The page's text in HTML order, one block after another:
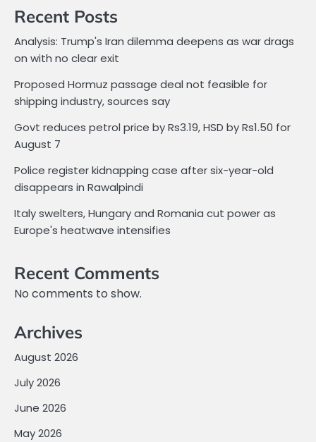
Recent Posts
Analysis: Trump's Iran dilemma deepens as war drags
on with no clear exit
Proposed Hormuz passage deal not feasible for
shipping industry, sources say
Govt reduces petrol price by Rs3.19, HSD by Rs1.50 for
August 7
Police register kidnapping case after six-year-old
disappears in Rawalpindi
Italy swelters, Hungary and Romania cut power as
Europe's heatwave intensifies
Recent Comments
No comments to show.
Archives
August 2026
July 2026
June 2026
May 2026